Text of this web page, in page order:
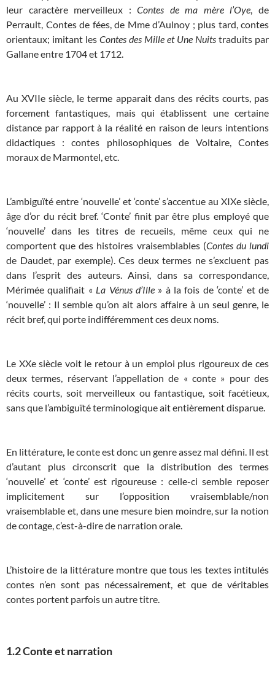
leur caractère merveilleux :Contes de ma mère l’Oye, de
Perrault, Contes de fées, de Mme d’Aulnoy ; plus tard, contes
orientaux; imitant les Contes des Mille et Une Nuits traduits par
Gallane entre 1704 et 1712.
Au XVIIe siècle, le terme apparait dans des récits courts, pas
forcement fantastiques, mais qui établissent une certaine
distance par rapport à la réalité en raison de leurs intentions
didactiques : contes philosophiques de Voltaire, Contes
moraux de Marmontel, etc.
L’ambiguïté entre ‘nouvelle’ et ‘conte’ s’accentue au XIXe siècle,
âge d’or du récit bref. ‘Conte’ finit par être plus employé que
‘nouvelle’ dans les titres de recueils, même ceux qui ne
comportent que des histoires vraisemblables (Contes du lundi
de Daudet, par exemple). Ces deux termes ne s’excluent pas
dans l’esprit des auteurs. Ainsi, dans sa correspondance,
Mérimée qualifiait « La Vénus d’Ille» à la fois de ‘conte’ et de
‘nouvelle’ : Il semble qu’on ait alors affaire à un seul genre, le
récit bref, qui porte indifféremment ces deux noms.
Le XXe siècle voit le retour à un emploi plus rigoureux de ces
deux termes, réservant l’appellation de « conte » pour des
récits courts, soit merveilleux ou fantastique, soit facétieux,
sans que l’ambiguïté terminologique ait entièrement disparue.
En littérature, le conte est donc un genre assez mal défini. Il est
d’autant plus circonscrit que la distribution des termes
‘nouvelle’ et ‘conte’ est rigoureuse : celle-ci semble reposer
implicitement sur l’opposition vraisemblable/non
vraisemblable et, dans une mesure bien moindre, sur la notion
de contage, c’est-à-dire de narration orale.
L’histoire de la littérature montre que tous les textes intitulés
contes n’en sont pas nécessairement, et que de véritables
contes portent parfois un autre titre.
1.2 Conte et narration